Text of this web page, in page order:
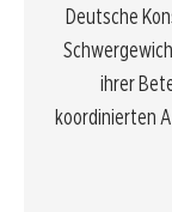
Deutsche
ihrer
koordinierten